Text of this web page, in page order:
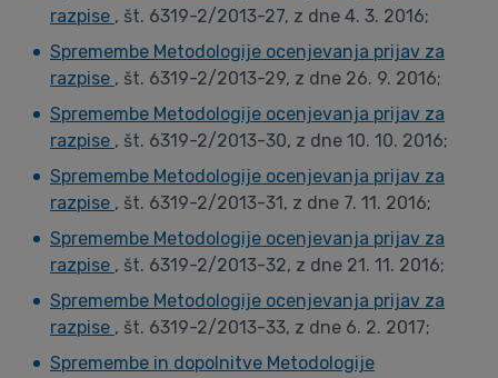
razpise , št. 6319-2/2013-27, z dne 4. 3. 2016;
Spremembe Metodologije ocenjevanja prijav za
razpise , št. 6319-2/2013-29, z dne 26. 9. 2016;
Spremembe Metodologije ocenjevanja prijav za
razpise , št. 6319-2/2013-30, z dne 10. 10. 2016;
Spremembe Metodologije ocenjevanja prijav za
razpise , št. 6319-2/2013-31, z dne 7. 11. 2016;
Spremembe Metodologije ocenjevanja prijav za
razpise , št. 6319-2/2013-32, z dne 21. 11. 2016;
Spremembe Metodologije ocenjevanja prijav za
razpise , št. 6319-2/2013-33, z dne 6. 2. 2017;
Spremembe in dopolnitve Metodologije